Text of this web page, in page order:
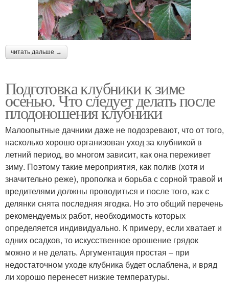
читать дальше →
Подготовка клубники к зиме
осенью. Что следует делать после
плодоношения клубники
Малоопытные дачники даже не подозревают, что от того,
насколько хорошо организован уход за клубникой в
летний период, во многом зависит, как она переживет
зиму. Поэтому такие мероприятия, как полив (хотя и
значительно реже), прополка и борьба с сорной травой и
вредителями должны проводиться и после того, как с
делянки снята последняя ягодка. Но это общий перечень
рекомендуемых работ, необходимость которых
определяется индивидуально. К примеру, если хватает и
одних осадков, то искусственное орошение грядок
можно и не делать. Аргументация простая – при
недостаточном уходе клубника будет ослаблена, и вряд
ли хорошо перенесет низкие температуры.